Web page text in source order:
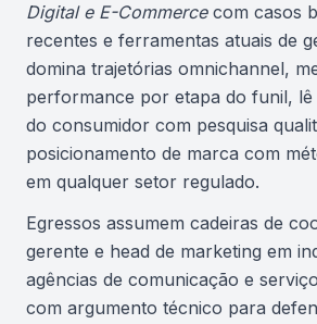
Digital e E-Commercecom casos
recentes e ferramentas atuais de
domina trajetórias omnichannel,
performance por etapa do funil,
do consumidor com pesquisa
posicionamento de marca com
em qualquer setor regulado.
Egressos assumem cadeiras de
gerente e head de marketing em
agências de comunicação e
com argumento técnico para